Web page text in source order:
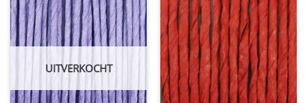
Toevoegen
aan
wenslijst
UITVERKOCHT
Toevoegen
aan
wenslijst